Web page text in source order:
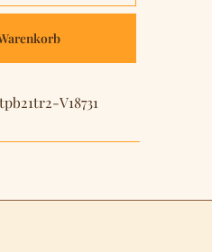
tpb21tr2-V18731